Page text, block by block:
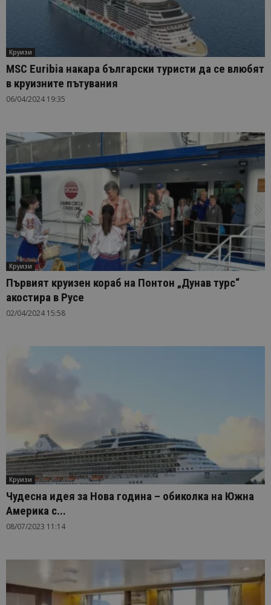
Круизи
MSC Euribia накара български туристи да се влюбят
в круизните пътувания
06/04/2024 19:35
Круизи
Първият круизен кораб на Понтон „Дунав турс“
акостира в Русе
02/04/2024 15:58
Круизи
Чудесна идея за Нова година – обиколка на Южна
Америка с...
08/07/2023 11:14